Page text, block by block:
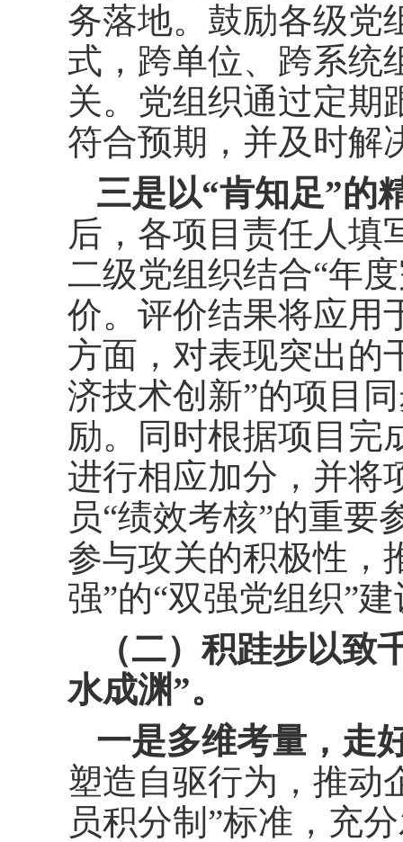
务落地。鼓励各级党
式，跨单位、跨系统
关。党组织通过定期
符合预期，并及时解
三是以“肯知足”的
后，各项目责任人填
二级党组织结合“年
价。评价结果将应用
方面，对表现突出的
济技术创新”的项目
励。同时根据项目完
进行相应加分，并将
员“绩效考核”的重要
参与攻关的积极性，
强”的“双强党组织”
（二）积跬步以
水成渊”。
一是多维考量，走
塑造自驱行为，推动
员积分制”标准，充